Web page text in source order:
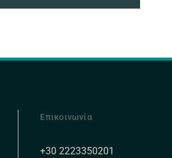
Επικοινωνία
+30 2223350201